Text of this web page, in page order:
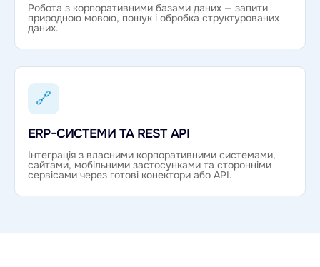
Робота з корпоративними базами даних — запити
природною мовою, пошук і обробка структурованих
даних.
🔗
ERP-СИСТЕМИ ТА REST API
Інтеграція з власними корпоративними системами,
сайтами, мобільними застосунками та сторонніми
сервісами через готові конектори або API.